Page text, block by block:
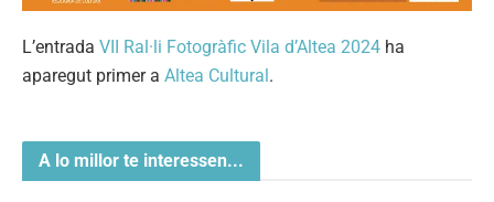
L’entrada VII Ral·li Fotogràfic Vila d’Altea 2024 ha
aparegut primer a Altea Cultural .
A lo millor te interessen...